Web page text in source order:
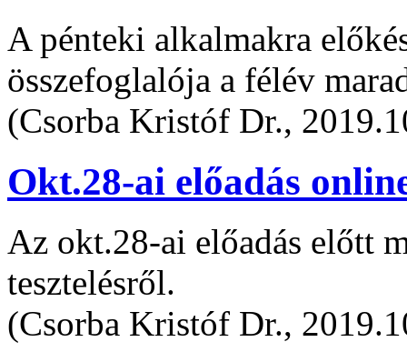
A pénteki alkalmakra
összefoglalója a félév
(Csorba Kristóf Dr.,
Okt.28-ai előadás
Az okt.28-ai előadás előtt
tesztelésről.
(Csorba Kristóf Dr.,